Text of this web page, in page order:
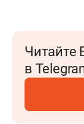
Читайте
в